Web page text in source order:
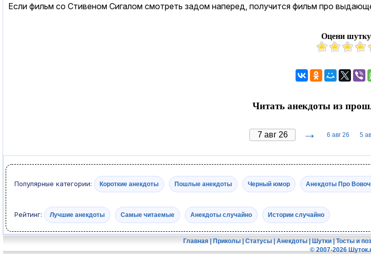
Если фильм со Стивеном Сигалом смотреть задом наперед, получится фильм про
Оцени
Читать анекдоты из
→ 6 авг 26 5
Популярные категории: Короткие анекдоты Пошлые анекдоты Черный юмор Анекдоты Про
Рейтинг: Лучшие анекдоты Самые читаемые Анекдоты случайно Истории случайно
Главная| Приколы| Статусы| Анекдоты| Шутки| Тосты и
© 2007-2026